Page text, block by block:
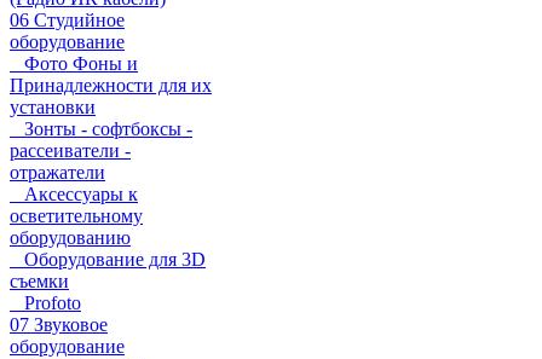
06 Студийное
оборудование
Фото Фоны и
Принадлежности для их
установки
Зонты - софтбоксы -
рассеиватели -
отражатели
Аксессуары к
осветительному
оборудованию
Оборудование для 3D
съемки
Profoto
07 Звуковое
оборудование